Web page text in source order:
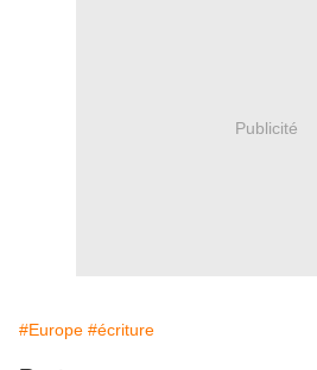
Publicité
#Europe #écriture